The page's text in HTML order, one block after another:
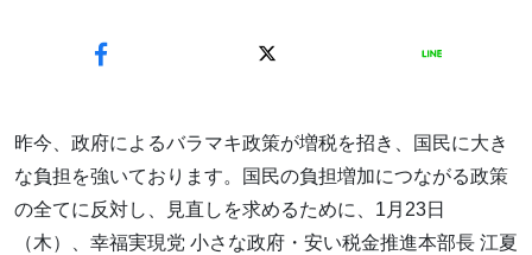
昨今、政府によるバラマキ政策が増税を招き、国民に大き
な負担を強いております。国民の負担増加につながる政策
の全てに反対し、見直しを求めるために、1月23日
（木）、幸福実現党 小さな政府・安い税金推進本部長 江夏